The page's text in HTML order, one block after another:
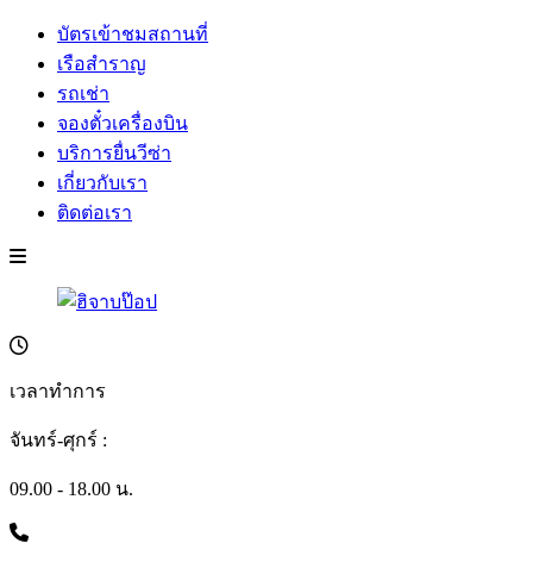
บัตรเข้าชมสถานที่
เรือสำราญ
รถเช่า
จองตั๋วเครื่องบิน
บริการยื่นวีซ่า
เกี่ยวกับเรา
ติดต่อเรา
เวลาทำการ
จันทร์-ศุกร์ :
09.00 - 18.00 น.